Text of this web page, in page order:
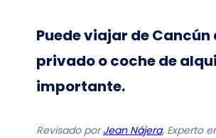
Puede viajar de
privado o coche de
importante.
Revisado porJean Nájera, Experto